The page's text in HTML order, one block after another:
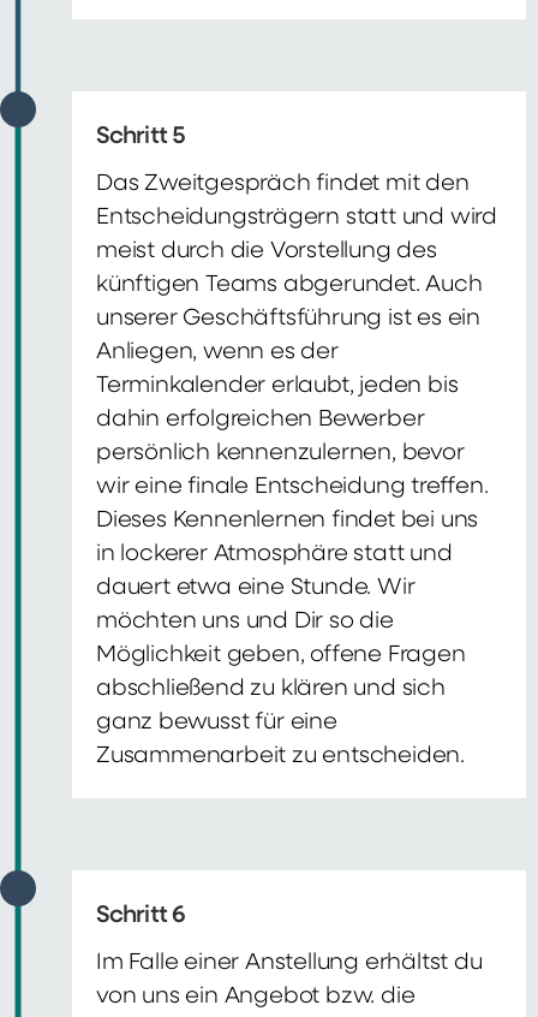
Schritt 5
Das Zweitgespräch findet mit den
Entscheidungsträgern statt und wird
meist durch die Vorstellung des
künftigen Teams abgerundet. Auch
unserer Geschäftsführung ist es ein
Anliegen, wenn es der
Terminkalender erlaubt, jeden bis
dahin erfolgreichen Bewerber
persönlich kennenzulernen, bevor
wir eine finale Entscheidung treffen.
Dieses Kennenlernen findet bei uns
in lockerer Atmosphäre statt und
dauert etwa eine Stunde. Wir
möchten uns und Dir so die
Möglichkeit geben, offene Fragen
abschließend zu klären und sich
ganz bewusst für eine
Zusammenarbeit zu entscheiden.
Schritt 6
Im Falle einer Anstellung erhältst du
von uns ein Angebot bzw. die